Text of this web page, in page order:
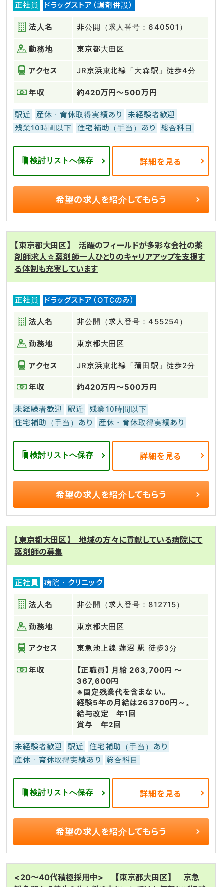
正社員 ドラッグストア（調剤併設）
法人名 非公開（求人番号：640501）
勤務地 東京都大田区
アクセス JR京浜東北線「大森駅」徒歩4分
年収 約420万円～500万円
駅近 産休・育休取得実績あり
未経験者歓迎
残業10時間以下
住宅補助（手当）あり 総合科目
検討リストへ保存 詳細を見る
希望の求人を紹介してもらう
【東京都大田区】 活躍のフィールドが多彩な会社の薬
剤師求人☆薬剤師一人ひとりのキャリアアップを支援す
る体制も充実しています
正社員 ドラッグストア（OTCのみ）
法人名 非公開（求人番号：455254）
勤務地 東京都大田区
アクセス JR京浜東北線「蒲田駅」徒歩2分
年収 約420万円～500万円
未経験者歓迎 駅近
残業10時間以下
住宅補助（手当）あり
産休・育休取得実績あり
検討リストへ保存 詳細を見る
希望の求人を紹介してもらう
【東京都大田区】 地域の方々に貢献している病院にて
薬剤師の募集
正社員 病院・クリニック
法人名 非公開（求人番号：812715）
勤務地 東京都大田区
アクセス 東急池上線 蓮沼 駅 徒歩3分
年収
【正職員】 月給 263,700円 〜
367,600円
※固定残業代を含まない。
経験5年の月給は263700円～。
給与改定 年1回
賞与 年2回
未経験者歓迎 駅近
住宅補助（手当）あり
産休・育休取得実績あり
総合科目
検討リストへ保存 詳細を見る
希望の求人を紹介してもらう
<20～40代積極採用中> 【東京都大田区】 京急